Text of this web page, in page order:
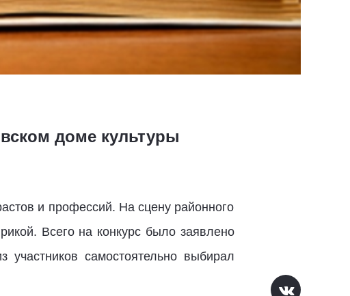
доме культуры
и профессий. На сцену районного
Всего на конкурс было заявлено
самостоятельно выбирал